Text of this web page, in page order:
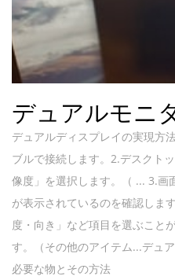
デュアルモニ
デュアルディスプレイの実現方
ブルで接続します。2.デスクト
像度」を選択します。（ ... 3.画
が表示されているのを確認しま
度・向き」など項目を選ぶこと
す。（その他のアイテム...デュ
必要な物とその方法